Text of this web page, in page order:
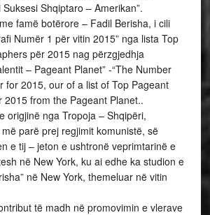
Shqiptaro – Amerikan”.
famë botërore – Fadil Berisha, i cili
Numër 1 për vitin 2015” nga lista Top
për 2015 nag përzgjedhja
– Pageant Planet” -“The Number
for 2015, our of a list of Top Pageant
2015 from the Pageant Planet..
origjinë nga Tropoja – Shqipëri,
parë prej regjimit komunistë, së
e tij – jeton e ushtronë veprimtarinë e
në New York, ku ai edhe ka studion e
në New York, themeluar në vitin
të madh në promovimin e vlerave